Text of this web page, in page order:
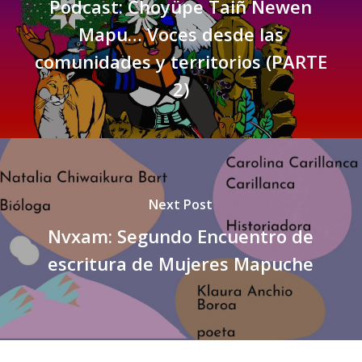
Podcast: Choyüpe Taiñ Newen
Mapu… Voces desde las
comunidades y territorios (PARTE
2)
Next Post
Nvxam: Segundo Encuentro de
escritura de Mujeres Mapuche